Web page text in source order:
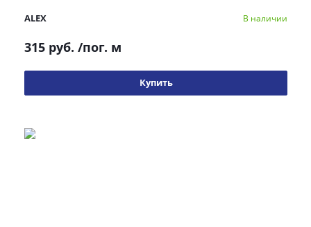
ALEX В наличии
315 руб. /пог. м
Купить